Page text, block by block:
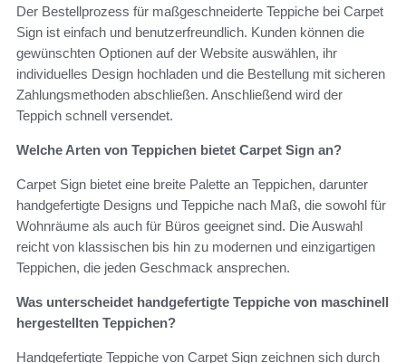
Der Bestellprozess für maßgeschneiderte Teppiche bei Carpet
Sign ist einfach und benutzerfreundlich. Kunden können die
gewünschten Optionen auf der Website auswählen, ihr
individuelles Design hochladen und die Bestellung mit sicheren
Zahlungsmethoden abschließen. Anschließend wird der
Teppich schnell versendet.
Welche Arten von Teppichen bietet Carpet Sign an?
Carpet Sign bietet eine breite Palette an Teppichen, darunter
handgefertigte Designs und Teppiche nach Maß, die sowohl für
Wohnräume als auch für Büros geeignet sind. Die Auswahl
reicht von klassischen bis hin zu modernen und einzigartigen
Teppichen, die jeden Geschmack ansprechen.
Was unterscheidet handgefertigte Teppiche von maschinell
hergestellten Teppichen?
Handgefertigte Teppiche von Carpet Sign zeichnen sich durch